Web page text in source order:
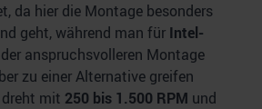
da hier die Montage besonders
geht, während man für Intel-
anspruchsvolleren Montage
zu einer Alternative greifen
mit 250 bis 1.500 RPM und